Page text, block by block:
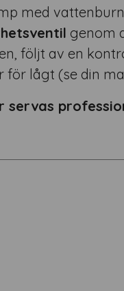
med
genom
följt av en
lågt (se din
servas